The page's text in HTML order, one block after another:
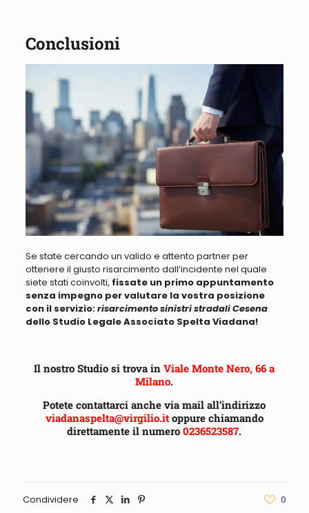
Conclusioni
Se state cercando un valido e attento partner per
ottenere il giusto risarcimento dall’incidente nel quale
siete stati coinvolti, fissate un primo appuntamento
senza impegno per valutare la vostra posizione
con il servizio:risarcimento sinistri stradali Cesena
dello Studio Legale Associato Spelta Viadana!
Il nostro Studio si trova inViale Monte Nero, 66 a
Milano.
Potete contattarci anche via mail all’indirizzo
viadanaspelta@virgilio.itoppure chiamando
direttamente il numero0236523587.
Condividere 0